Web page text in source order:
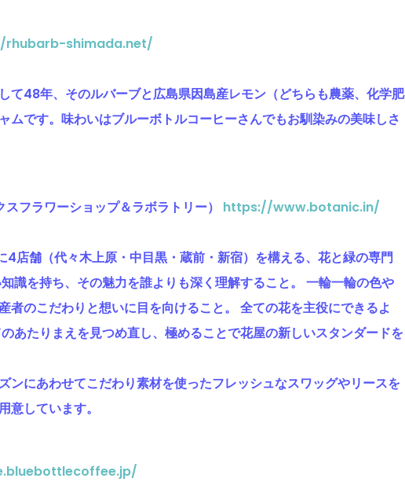
shimada.net/
て48年、そのルバーブと広島県因島産レモン（どちらも農薬、化学肥
ムです。味わいはブルーボトルコーヒーさんでもお馴染みの美味しさ
ラワーショップ＆ラボラトリー） https://www.botanic.in/
舗（代々木上原・中目黒・蔵前・新宿）を構える、花と緑の専門
識を持ち、その魅力を誰よりも深く理解すること。 一輪一輪の色や
者のこだわりと想いに目を向けること。 全ての花を主役にできるよ
あたりまえを見つめ直し、極めることで花屋の新しいスタンダードを
ンにあわせてこだわり素材を使ったフレッシュなスワッグやリースを
意しています。